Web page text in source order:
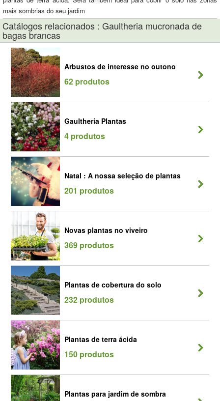
mais sombrias do seu jardim
Catálogos relacionados : Gaultheria mucronada de
bagas brancas
Arbustos de interesse no outono
62 produtos
Gaultheria Plantas
4 produtos
Natal : A nossa seleção de plantas
201 produtos
Novas plantas no viveiro
369 produtos
Plantas de cobertura do solo
232 produtos
Plantas de terra ácida
150 produtos
Plantas para jardim de sombra